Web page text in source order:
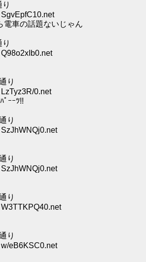
電車の話題ないじゃん
り
0.net
ﾟｰｰﾂ!!
り
り
り
り
eB6KSC0.net